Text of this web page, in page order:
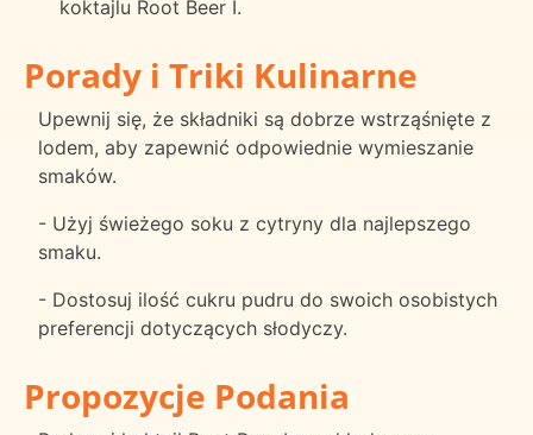
koktajlu Root Beer I.
Porady i Triki Kulinarne
Upewnij się, że składniki są dobrze wstrząśnięte z
lodem, aby zapewnić odpowiednie wymieszanie
smaków.
- Użyj świeżego soku z cytryny dla najlepszego
smaku.
- Dostosuj ilość cukru pudru do swoich osobistych
preferencji dotyczących słodyczy.
Propozycje Podania